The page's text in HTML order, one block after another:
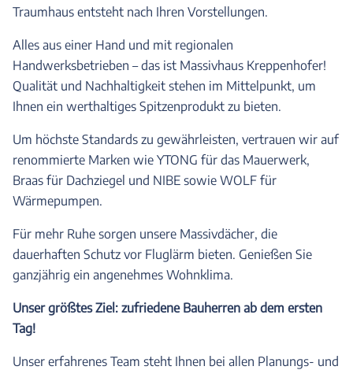
Traumhaus entsteht nach Ihren Vorstellungen.
Alles aus einer Hand und mit regionalen
Handwerksbetrieben – das ist Massivhaus Kreppenhofer!
Qualität und Nachhaltigkeit stehen im Mittelpunkt, um
Ihnen ein werthaltiges Spitzenprodukt zu bieten.
Um höchste Standards zu gewährleisten, vertrauen wir auf
renommierte Marken wie YTONG für das Mauerwerk,
Braas für Dachziegel und NIBE sowie WOLF für
Wärmepumpen.
Für mehr Ruhe sorgen unsere Massivdächer, die
dauerhaften Schutz vor Fluglärm bieten. Genießen Sie
ganzjährig ein angenehmes Wohnklima.
Unser größtes Ziel: zufriedene Bauherren ab dem ersten
Tag!
Unser erfahrenes Team steht Ihnen bei allen Planungs- und